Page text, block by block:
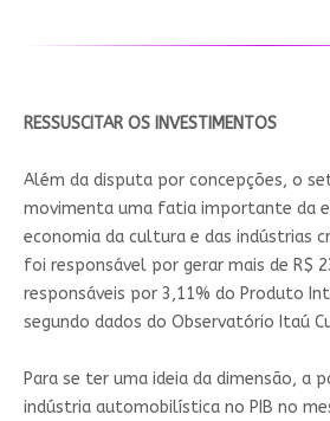
RESSUSCITAR OS INVESTIMENTOS
Além da disputa por concepções, o
movimenta uma fatia importante da
economia da cultura e das indústrias
foi responsável por gerar mais de R$
responsáveis por 3,11% do Produto
segundo dados do Observatório Itaú
Para se ter uma ideia da dimensão, a
indústria automobilística no PIB no